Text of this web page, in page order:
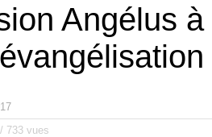
Angélus
/ 733 vues